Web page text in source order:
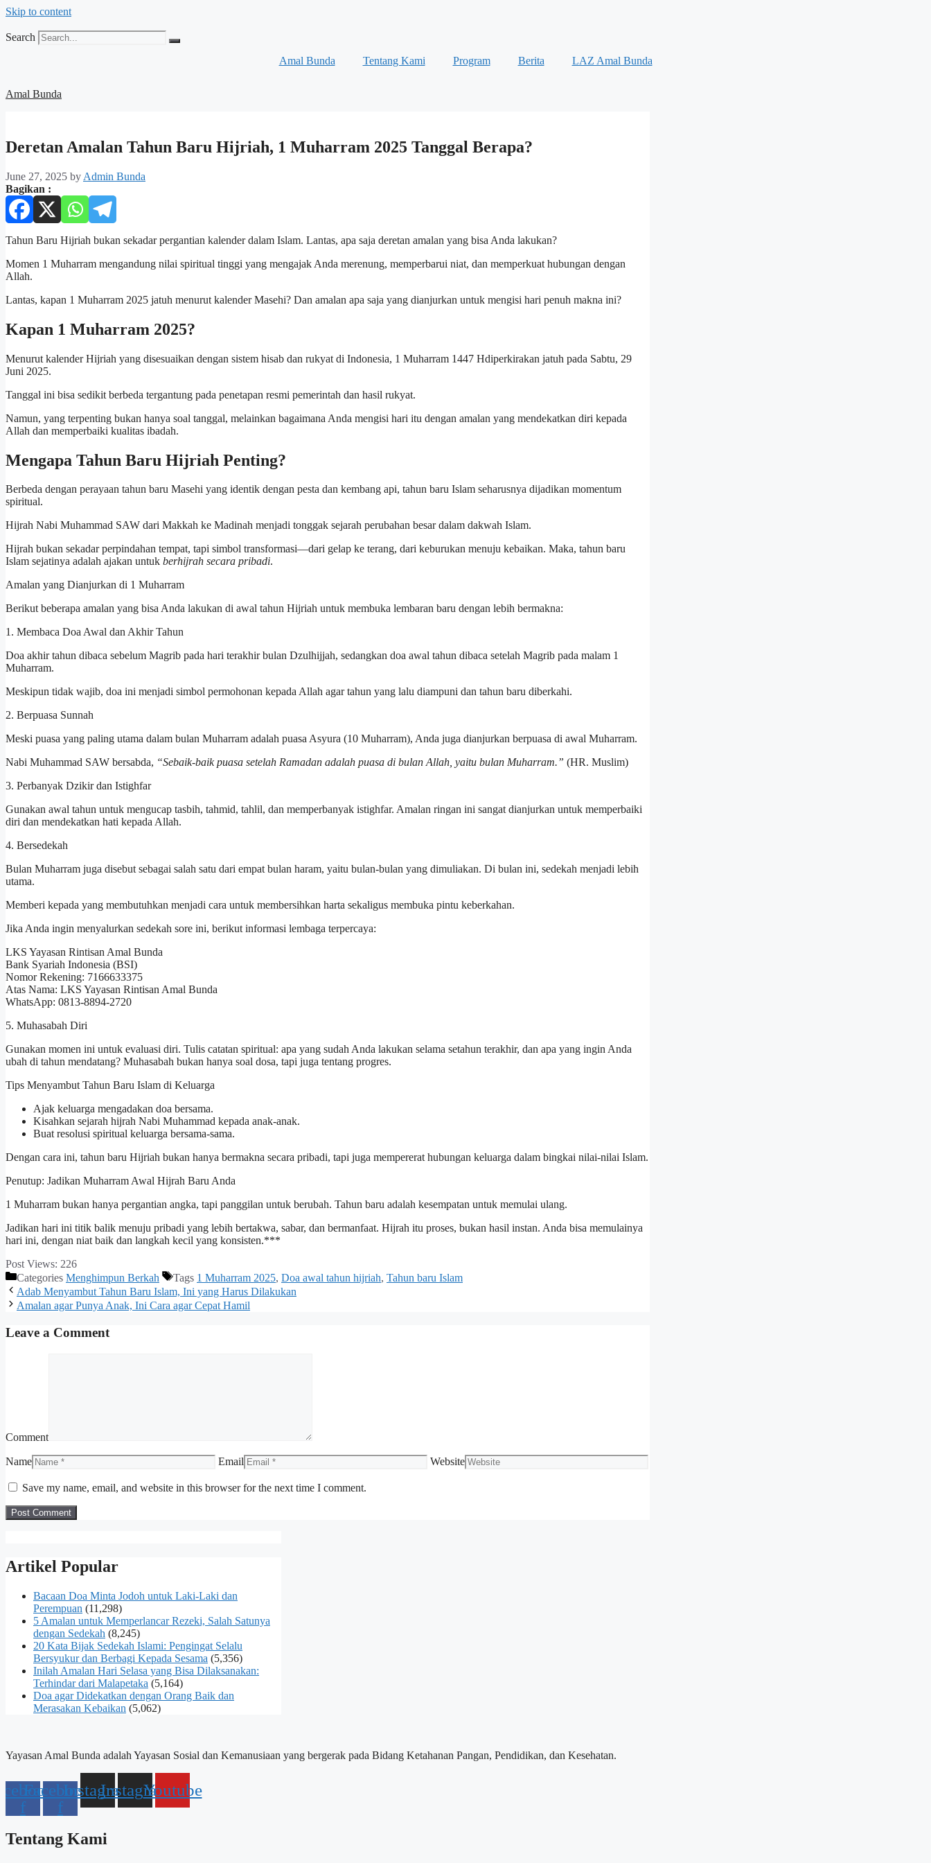
Skip to content
Search
Amal Bunda
Tentang Kami Program Berita LAZ Amal Bunda
Amal Bunda
Deretan Amalan Tahun Baru Hijriah, 1 Muharram 2025 Tanggal Berapa?
June 27, 2025 by Admin Bunda
Bagikan :
Tahun Baru Hijriah bukan sekadar pergantian kalender dalam Islam. Lantas, apa saja deretan amalan yang bisa Anda lakukan?
Momen 1 Muharram mengandung nilai spiritual tinggi yang mengajak Anda merenung, memperbarui niat, dan memperkuat hubungan dengan
Allah.
Lantas, kapan 1 Muharram 2025 jatuh menurut kalender Masehi? Dan amalan apa saja yang dianjurkan untuk mengisi hari penuh makna ini?
Kapan 1 Muharram 2025?
Menurut kalender Hijriah yang disesuaikan dengan sistem hisab dan rukyat di Indonesia, 1 Muharram 1447 Hdiperkirakan jatuh pada Sabtu, 29
Juni 2025.
Tanggal ini bisa sedikit berbeda tergantung pada penetapan resmi pemerintah dan hasil rukyat.
Namun, yang terpenting bukan hanya soal tanggal, melainkan bagaimana Anda mengisi hari itu dengan amalan yang mendekatkan diri kepada
Allah dan memperbaiki kualitas ibadah.
Mengapa Tahun Baru Hijriah Penting?
Berbeda dengan perayaan tahun baru Masehi yang identik dengan pesta dan kembang api, tahun baru Islam seharusnya dijadikan momentum
spiritual.
Hijrah Nabi Muhammad SAW dari Makkah ke Madinah menjadi tonggak sejarah perubahan besar dalam dakwah Islam.
Hijrah bukan sekadar perpindahan tempat, tapi simbol transformasi—dari gelap ke terang, dari keburukan menuju kebaikan. Maka, tahun baru
Islam sejatinya adalah ajakan untuk berhijrah secara pribadi.
Amalan yang Dianjurkan di 1 Muharram
Berikut beberapa amalan yang bisa Anda lakukan di awal tahun Hijriah untuk membuka lembaran baru dengan lebih bermakna:
1. Membaca Doa Awal dan Akhir Tahun
Doa akhir tahun dibaca sebelum Magrib pada hari terakhir bulan Dzulhijjah, sedangkan doa awal tahun dibaca setelah Magrib pada malam 1
Muharram.
Meskipun tidak wajib, doa ini menjadi simbol permohonan kepada Allah agar tahun yang lalu diampuni dan tahun baru diberkahi.
2. Berpuasa Sunnah
Meski puasa yang paling utama dalam bulan Muharram adalah puasa Asyura (10 Muharram), Anda juga dianjurkan berpuasa di awal Muharram.
Nabi Muhammad SAW bersabda, “Sebaik-baik puasa setelah Ramadan adalah puasa di bulan Allah, yaitu bulan Muharram.” (HR. Muslim)
3. Perbanyak Dzikir dan Istighfar
Gunakan awal tahun untuk mengucap tasbih, tahmid, tahlil, dan memperbanyak istighfar. Amalan ringan ini sangat dianjurkan untuk memperbaiki
diri dan mendekatkan hati kepada Allah.
4. Bersedekah
Bulan Muharram juga disebut sebagai salah satu dari empat bulan haram, yaitu bulan-bulan yang dimuliakan. Di bulan ini, sedekah menjadi lebih
utama.
Memberi kepada yang membutuhkan menjadi cara untuk membersihkan harta sekaligus membuka pintu keberkahan.
Jika Anda ingin menyalurkan sedekah sore ini, berikut informasi lembaga terpercaya:
LKS Yayasan Rintisan Amal Bunda
Bank Syariah Indonesia (BSI)
Nomor Rekening: 7166633375
Atas Nama: LKS Yayasan Rintisan Amal Bunda
WhatsApp: 0813-8894-2720
5. Muhasabah Diri
Gunakan momen ini untuk evaluasi diri. Tulis catatan spiritual: apa yang sudah Anda lakukan selama setahun terakhir, dan apa yang ingin Anda
ubah di tahun mendatang? Muhasabah bukan hanya soal dosa, tapi juga tentang progres.
Tips Menyambut Tahun Baru Islam di Keluarga
Ajak keluarga mengadakan doa bersama.
Kisahkan sejarah hijrah Nabi Muhammad kepada anak-anak.
Buat resolusi spiritual keluarga bersama-sama.
Dengan cara ini, tahun baru Hijriah bukan hanya bermakna secara pribadi, tapi juga mempererat hubungan keluarga dalam bingkai nilai-nilai Islam.
Penutup: Jadikan Muharram Awal Hijrah Baru Anda
1 Muharram bukan hanya pergantian angka, tapi panggilan untuk berubah. Tahun baru adalah kesempatan untuk memulai ulang.
Jadikan hari ini titik balik menuju pribadi yang lebih bertakwa, sabar, dan bermanfaat. Hijrah itu proses, bukan hasil instan. Anda bisa memulainya
hari ini, dengan niat baik dan langkah kecil yang konsisten.***
Post Views: 226
Categories Menghimpun Berkah Tags 1 Muharram 2025, Doa awal tahun hijriah, Tahun baru Islam
Adab Menyambut Tahun Baru Islam, Ini yang Harus Dilakukan
Amalan agar Punya Anak, Ini Cara agar Cepat Hamil
Leave a Comment
Comment
Name Email Website
Save my name, email, and website in this browser for the next time I comment.
Artikel Popular
Bacaan Doa Minta Jodoh untuk Laki-Laki dan
Perempuan (11,298)
5 Amalan untuk Memperlancar Rezeki, Salah Satunya
dengan Sedekah (8,245)
20 Kata Bijak Sedekah Islami: Pengingat Selalu
Bersyukur dan Berbagi Kepada Sesama (5,356)
Inilah Amalan Hari Selasa yang Bisa Dilaksanakan:
Terhindar dari Malapetaka (5,164)
Doa agar Didekatkan dengan Orang Baik dan
Merasakan Kebaikan (5,062)
Yayasan Amal Bunda adalah Yayasan Sosial dan Kemanusiaan yang bergerak pada Bidang Ketahanan Pangan, Pendidikan, dan Kesehatan.
f
Facebook-
f
InstagramInstagramYoutube
Tentang Kami